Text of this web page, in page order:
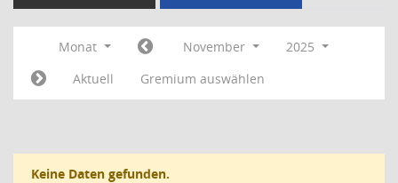
Monat November
2025
Aktuell
Gremium auswählen
Keine Daten gefunden.